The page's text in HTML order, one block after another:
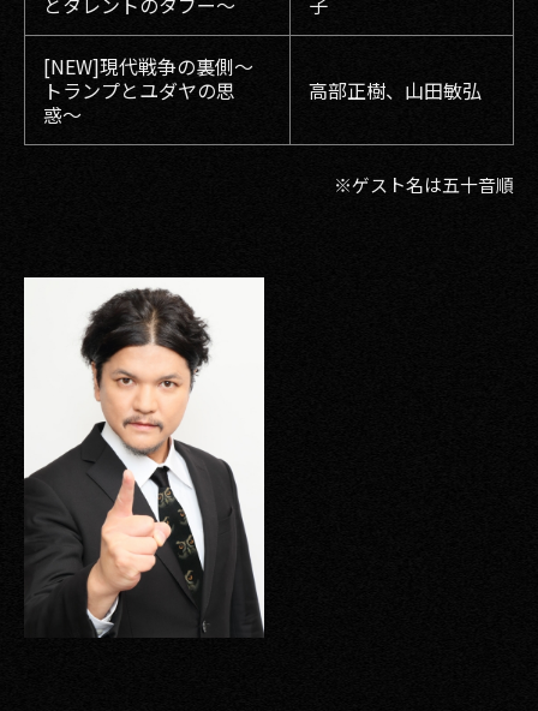
[NEW]現代戦争の裏側〜
トランプとユダヤの思
惑〜
高部正樹、山田敏弘
※ゲスト名は五十音順